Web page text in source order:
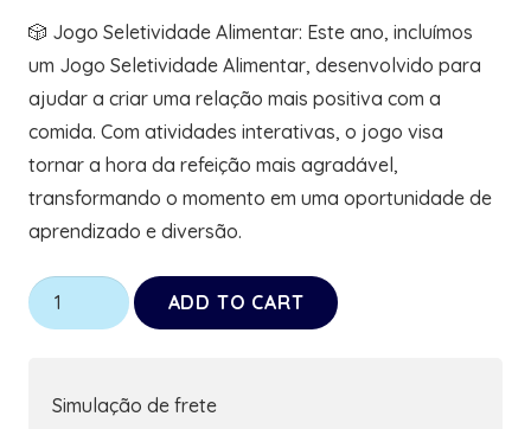
🎲 Jogo Seletividade Alimentar: Este ano, incluímos
um Jogo Seletividade Alimentar, desenvolvido para
ajudar a criar uma relação mais positiva com a
comida. Com atividades interativas, o jogo visa
tornar a hora da refeição mais agradável,
transformando o momento em uma oportunidade de
aprendizado e diversão.
Kit
de
ADD TO CART
Simulação de frete